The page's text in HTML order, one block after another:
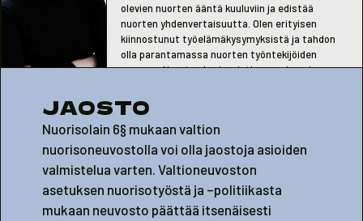
olevien nuorten ääntä kuuluviin ja edistää
nuorten yhdenvertaisuutta. Olen erityisen
kiinnostunut työelämäkysymyksistä ja tahdon
olla parantamassa nuorten työntekijöiden
asemaa. Nuorten hyvinvointi on ensiarvoisen
kannalta.
JAOSTO
Nuorisolain 6§ mukaan valtion
nuorisoneuvostolla voi olla jaostoja asioiden
valmistelua varten. Valtioneuvoston
asetuksen nuorisotyöstä ja –politiikasta
mukaan neuvosto päättää itsenäisesti